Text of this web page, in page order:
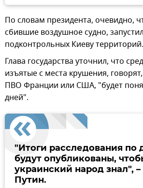
По словам президента, очевидно,
сбившие воздушное судно,
подконтрольных Киеву территорий.
Глава государства уточнил, что
изъятые с места крушения,
ПВО Франции или США, "будет
дней".
"Итоги расследования по
будут опубликованы,
украинский народ знал",
Путин.